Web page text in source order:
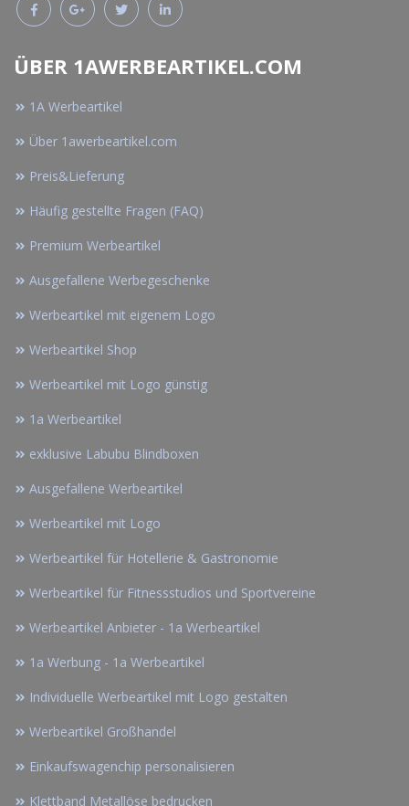
ÜBER 1AWERBEARTIKEL.COM
1A Werbeartikel
Über 1awerbeartikel.com
Preis&Lieferung
Häufig gestellte Fragen (FAQ)
Premium Werbeartikel
Ausgefallene Werbegeschenke
Werbeartikel mit eigenem Logo
Werbeartikel Shop
Werbeartikel mit Logo günstig
1a Werbeartikel
exklusive Labubu Blindboxen
Ausgefallene Werbeartikel
Werbeartikel mit Logo
Werbeartikel für Hotellerie & Gastronomie
Werbeartikel für Fitnessstudios und Sportvereine
Werbeartikel Anbieter - 1a Werbeartikel
1a Werbung - 1a Werbeartikel
Individuelle Werbeartikel mit Logo gestalten
Werbeartikel Großhandel
Einkaufswagenchip personalisieren
Klettband Metallöse bedrucken